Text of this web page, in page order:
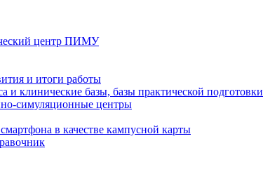
центр ПИМУ
и итоги работы
и клинические базы, базы практической подготовки
симуляционные центры
в качестве кампусной карты